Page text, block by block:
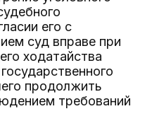
его с
суд вправе при
ходатайства
продолжить
требований